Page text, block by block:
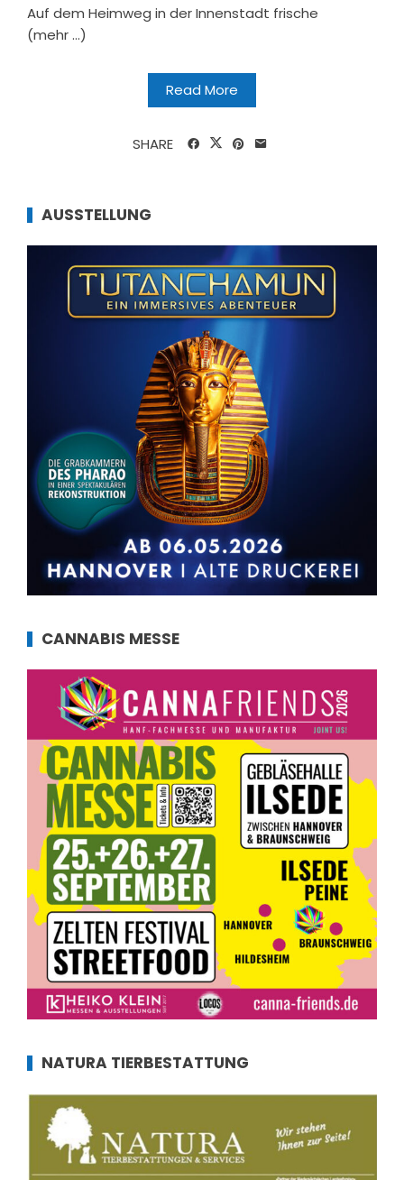
Auf dem Heimweg in der Innenstadt frische
(mehr …)
Read More
SHARE
AUSSTELLUNG
CANNABIS MESSE
NATURA TIERBESTATTUNG